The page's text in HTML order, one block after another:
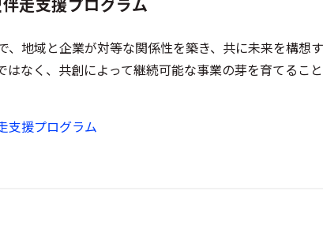
地域と企業が対等な関係性を築き、共に未来を構想
なく、共創によって継続可能な事業の芽を育てるこ
支援プログラム